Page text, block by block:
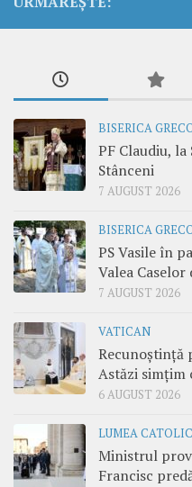
BISERICA
PF Claudiu, la
Stânceni
7 AUGUST 2026
BISERICA
PS Vasile în
Valea Caselor
7 AUGUST 2026
VATICAN
Recunoștință
Astăzi simțim
6 AUGUST 2026
LUMEA
Ministrul
Francisc